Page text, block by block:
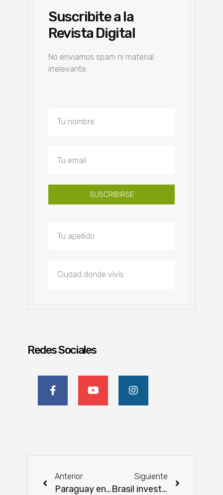
Suscribite a la
Revista Digital
No enviamos spam ni material
irrelevante.
SUSCRIBIRSE
Redes Sociales
Anterior
Paraguay en «alerta» ante casos de gripe aviar
Siguiente
Brasil investiga un posible caso de “vaca loca”